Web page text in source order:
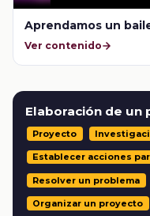
Aprendamos un
Ver contenido
Elaboración de un
Proyecto
Establecer acciones
Resolver un problema
Organizar un proyecto